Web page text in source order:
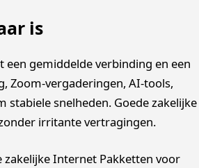
is
gemiddelde verbinding en een
Zoom-vergaderingen, AI-tools,
snelheden. Goede zakelijke
irritante vertragingen.
Internet Pakketten voor